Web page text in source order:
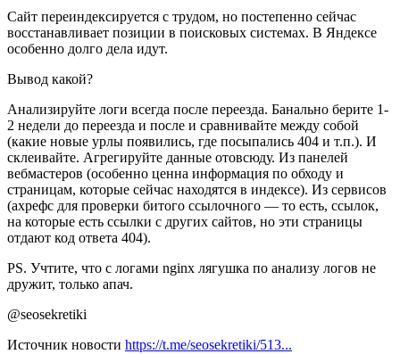
Сайт переиндексируется с трудом, но постепенно сейчас
восстанавливает позиции в поисковых системах. В Яндексе
особенно долго дела идут.
Вывод какой?
Анализируйте логи всегда после переезда. Банально берите 1-
2 недели до переезда и после и сравнивайте между собой
(какие новые урлы появились, где посыпались 404 и т.п.). И
склеивайте. Агрегируйте данные отовсюду. Из панелей
вебмастеров (особенно ценна информация по обходу и
страницам, которые сейчас находятся в индексе). Из сервисов
(ахрефс для проверки битого ссылочного — то есть, ссылок,
на которые есть ссылки с других сайтов, но эти страницы
отдают код ответа 404).
PS. Учтите, что с логами nginx лягушка по анализу логов не
дружит, только апач.
@seosekretiki
Источник новости https://t.me/seosekretiki/513...